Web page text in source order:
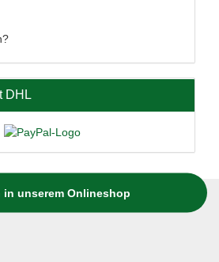
DHL
in unserem Onlineshop